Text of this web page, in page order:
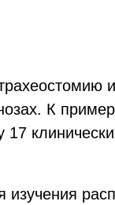
К
17
изучения